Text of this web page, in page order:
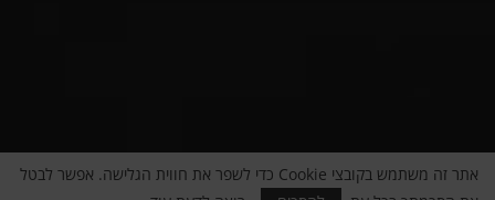
אתר זה משתמש בקובצי Cookie כדי לשפר את חווית הגלישה. אפשר לבטל